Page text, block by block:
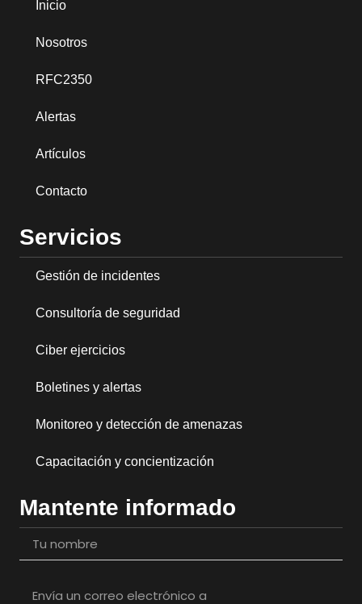
Inicio
Nosotros
RFC2350
Alertas
Artículos
Contacto
Servicios
Gestión de incidentes
Consultoría de seguridad
Ciber ejercicios
Boletines y alertas
Monitoreo y detección de amenazas
Capacitación y concientización
Mantente informado